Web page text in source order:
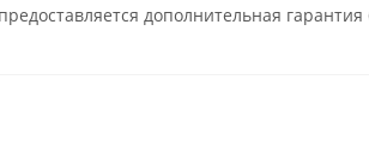
дополнительная гарантия